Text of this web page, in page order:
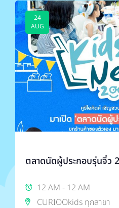
24
AUG
ตลาดนัดผู้ประกอบรุ่นจิ๋ว
12 AM - 12 AM
CURIOOkids ทุกสาขา